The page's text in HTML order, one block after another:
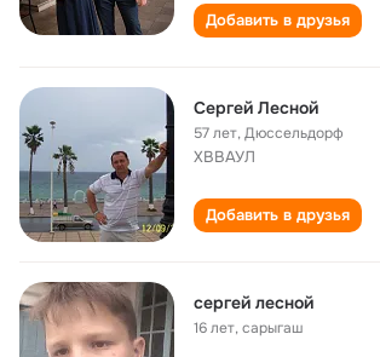
Добавить в друзья
Сергей Лесной
57 лет,Дюссельдорф
ХВВАУЛ
Добавить в друзья
сергей лесной
16 лет,сарыгаш